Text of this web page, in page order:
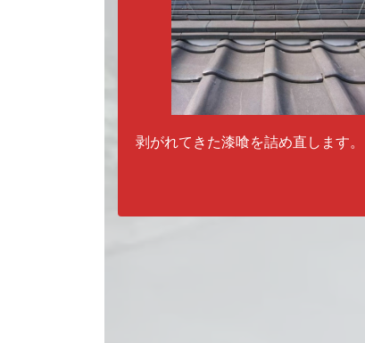
剥がれてきた漆喰を詰め直します。